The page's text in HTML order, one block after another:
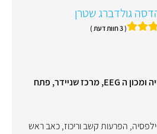
גולדברג שטרן
( 3 חוות דעת )
מנהלת היחידה לאפילפסיה ומכון ה EEG, מרכז שניידר, פתח
, הפרעות קשב וריכוז,כאב ראש